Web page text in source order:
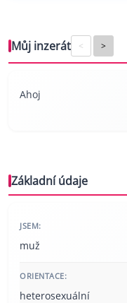
Můj inzerát < >
Ahoj
Základní údaje
JSEM:
muž
ORIENTACE:
heterosexuální